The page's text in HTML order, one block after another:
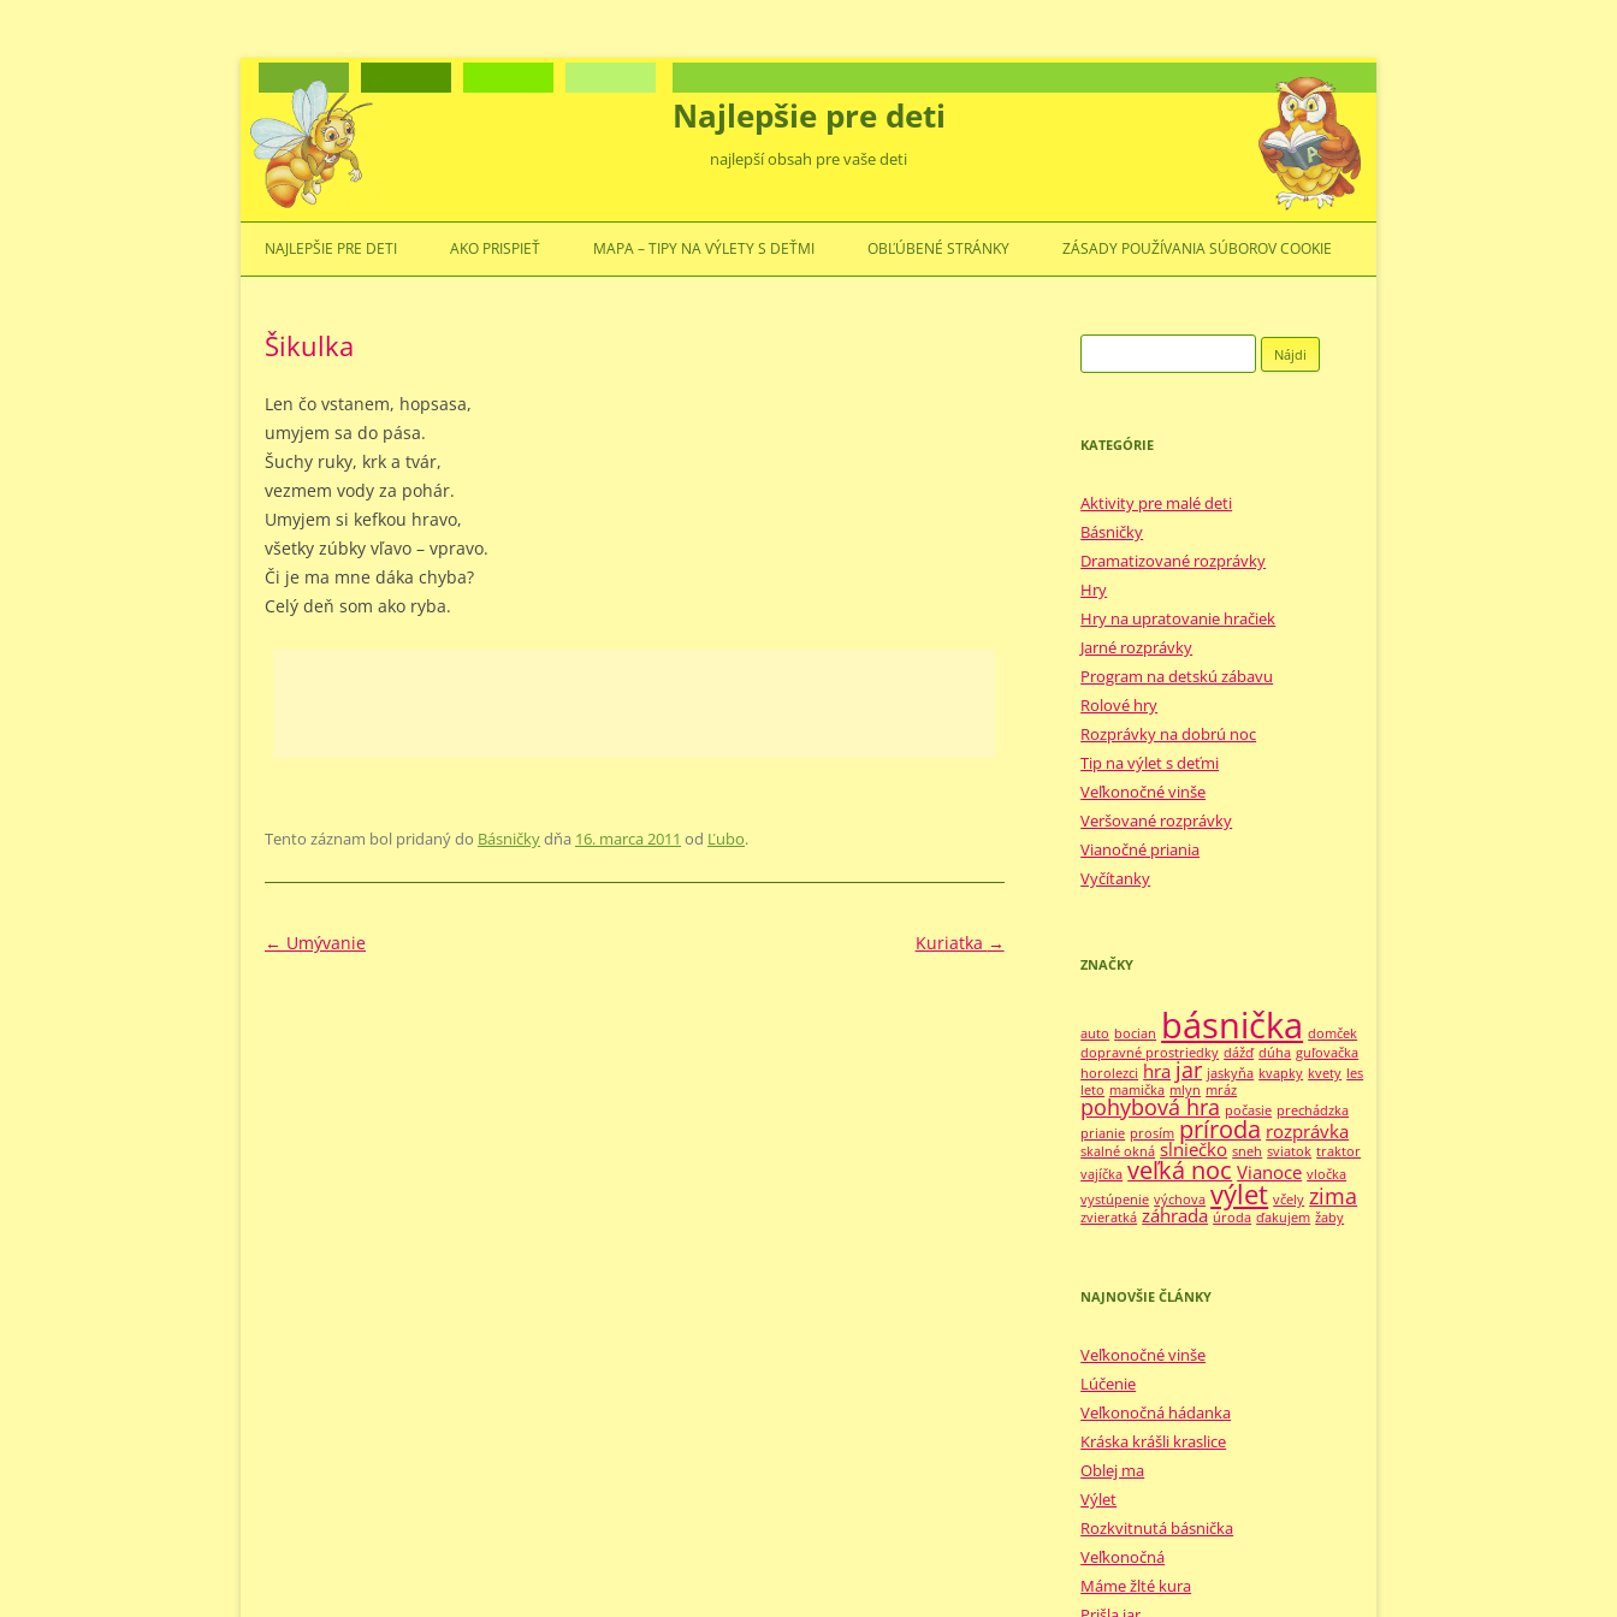
Najlepšie pre deti
najlepší obsah pre vaše deti
Preskočiť
na
NAJLEPŠIE PRE DETI AKO PRISPIEŤ MAPA – TIPY NA VÝLETY S DEŤMI OBĽÚBENÉ STRÁNKY ZÁSADY POUŽÍVANIA SÚBOROV COOKIE
Šikulka
Len čo vstanem, hopsasa,
umyjem sa do pása.
Šuchy ruky, krk a tvár,
vezmem vody za pohár.
Umyjem si kefkou hravo,
všetky zúbky vľavo – vpravo.
Či je ma mne dáka chyba?
Celý deň som ako ryba.
Tento záznam bol pridaný do Básničkydňa 16. marca 2011 od Ľubo.
Navigácia
← Umývanie Kuriatka →
KATEGÓRIE
Aktivity pre malé deti
Básničky
Dramatizované rozprávky
Hry
Hry na upratovanie hračiek
Jarné rozprávky
Program na detskú zábavu
Rolové hry
Rozprávky na dobrú noc
Tip na výlet s deťmi
Veľkonočné vinše
Veršované rozprávky
Vianočné priania
Vyčítanky
ZNAČKY
auto bocian básnička domček
dopravné prostriedky dážď dúha guľovačka
horolezci hra jar jaskyňa kvapky kvety les
leto mamička mlyn mráz
pohybová hra počasie prechádzka
prianie prosím príroda rozprávka
skalné okná slniečko sneh sviatok traktor
vajíčka veľká noc Vianoce vločka
vystúpenie výchova výlet včely zima
zvieratká záhrada úroda ďakujem žaby
NAJNOVŠIE ČLÁNKY
Veľkonočné vinše
Lúčenie
Veľkonočná hádanka
Kráska krášli kraslice
Oblej ma
Výlet
Rozkvitnutá básnička
Veľkonočná
Máme žlté kura